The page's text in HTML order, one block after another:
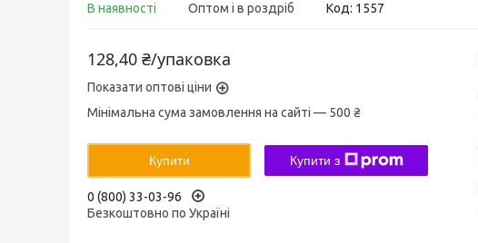
В наявності Оптом і в роздріб Код: 1557
128,40 ₴/упаковка
Показати оптові ціни
Мінімальна сума замовлення на сайті — 500 ₴
Купити Купити з
0 (800) 33-03-96
Безкоштовно по Україні